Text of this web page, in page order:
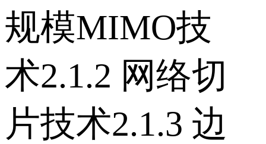
规模MIMO技
术 2.1.2 网络切
片技术 2.1.3 边